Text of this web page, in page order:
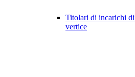
Titolari di incarichi
vertice